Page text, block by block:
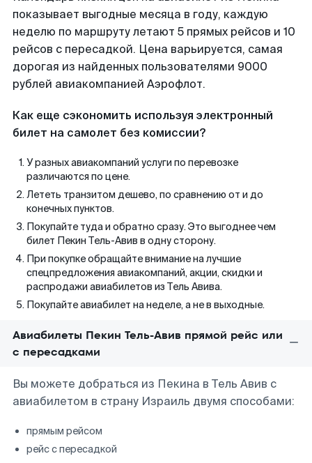
показывает выгодные месяца в году, каждую
неделю по маршруту летают 5 прямых рейсов и 10
рейсов с пересадкой. Цена варьируется, самая
дорогая из найденных пользователями 9000
рублей авиакомпанией Аэрофлот.
Как еще сэкономить используя электронный
билет на самолет без комиссии?
У разных авиакомпаний услуги по перевозке
различаются по цене.
Лететь транзитом дешево, по сравнению от и до
конечных пунктов.
Покупайте туда и обратно сразу. Это выгоднее чем
билет Пекин Тель-Авив в одну сторону.
При покупке обращайте внимание на лучшие
спецпредложения авиакомпаний, акции, скидки и
распродажи авиабилетов из Тель Авива.
Покупайте авиабилет на неделе, а не в выходные.
Авиабилеты Пекин Тель-Авив прямой рейс или
с пересадками
Вы можете добраться из Пекина в Тель Авив с
авиабилетом в страну Израиль двумя способами:
прямым рейсом
рейс с пересадкой